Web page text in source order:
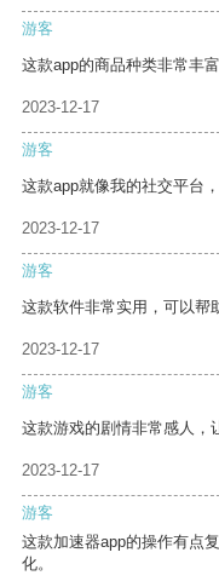
游客
这款app的商品种类非常丰
2023-12-17
游客
这款app就像我的社交平台
2023-12-17
游客
这款软件非常实用，可以帮
2023-12-17
游客
这款游戏的剧情非常感人，
2023-12-17
游客
这款加速器app的操作有点
化。